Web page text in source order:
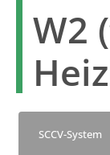
Serie W
Serie S |
W2
SCCV-System